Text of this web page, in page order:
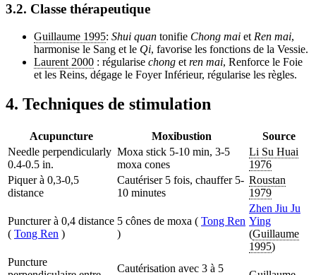
3.2. Classe thérapeutique
Guillaume 1995: Shui quan tonifie Chong mai et Ren mai,
harmonise le Sang et le Qi, favorise les fonctions de la Vessie.
Laurent 2000 : régularise chong et ren mai, Renforce le Foie
et les Reins, dégage le Foyer Inférieur, régularise les règles.
4. Techniques de stimulation
Acupuncture Moxibustion
Source
Needle perpendicularly
0.4-0.5 in.
Moxa stick 5-10 min, 3-5
moxa cones
Li Su Huai
1976
Piquer à 0,3-0,5
distance
Cautériser 5 fois, chauffer 5-
10 minutes
Roustan
1979
Puncturer à 0,4 distance
( Tong Ren )
5 cônes de moxa ( Tong Ren
)
Zhen Jiu Ju
Ying
(Guillaume
1995)
Puncture
Cautérisation avec 3 à 5